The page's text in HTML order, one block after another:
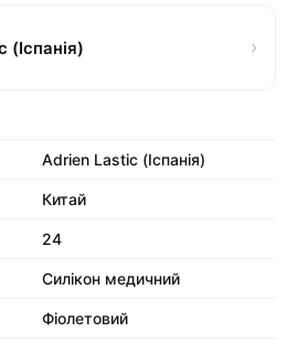
(Іспанія) ›
Adrien Lastic (Іспанія)
Китай
24
Силікон медичний
Фіолетовий